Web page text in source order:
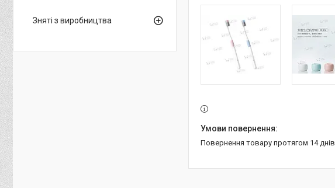
повернення товару протягом 14 днів
Зняті з виробництва